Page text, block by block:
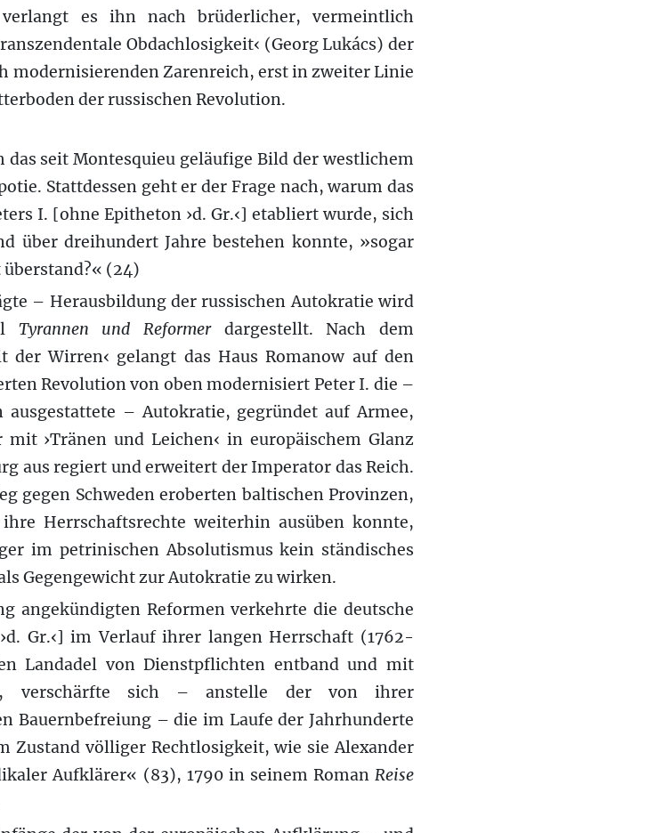
es ihn nach brüderlicher, vermeintlich
Obdachlosigkeit‹ (Georg Lukács) der
modernisierenden Zarenreich, erst in zweiter Linie
der russischen Revolution.
seit Montesquieu geläufige Bild der westlichem
Stattdessen geht er der Frage nach, warum das
I. [ohne Epitheton ›d. Gr.‹] etabliert wurde, sich
über dreihundert Jahre bestehen konnte, »sogar
überstand?« (24)
– Herausbildung der russischen Autokratie wird
Tyrannen und Reformerdargestellt. Nach dem
der Wirren‹ gelangt das Haus Romanow auf den
Revolution von oben modernisiert Peter I. die –
– Autokratie, gegründet auf Armee,
›Tränen und Leichen‹ in europäischem Glanz
aus regiert und erweitert der Imperator das Reich.
gegen Schweden eroberten baltischen Provinzen,
Herrschaftsrechte weiterhin ausüben konnte,
im petrinischen Absolutismus kein ständisches
Gegengewicht zur Autokratie zu wirken.
angekündigten Reformen verkehrte die deutsche
Gr.‹] im Verlauf ihrer langen Herrschaft (1762-
Landadel von Dienstpflichten entband und mit
verschärfte sich – anstelle der von ihrer
Bauernbefreiung – die im Laufe der Jahrhunderte
Zustand völliger Rechtlosigkeit, wie sie Alexander
Aufklärer« (83), 1790 in seinem Roman Reise